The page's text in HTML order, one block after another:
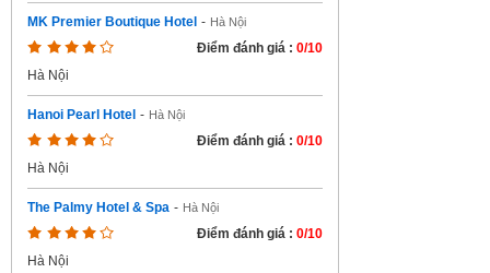
MK Premier Boutique Hotel - Hà Nội
Điểm đánh giá : 0/10
Hà Nội
Hanoi Pearl Hotel - Hà Nội
Điểm đánh giá : 0/10
Hà Nội
The Palmy Hotel & Spa - Hà Nội
Điểm đánh giá : 0/10
Hà Nội